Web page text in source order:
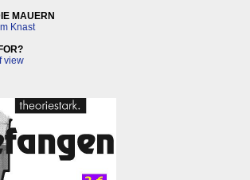
MAUERN
Knast
view